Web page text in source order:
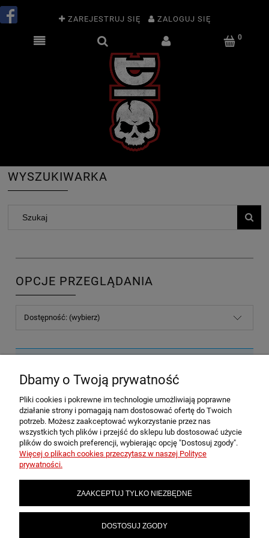
ZAREJESTRUJ SIĘ ZALOGUJ SIĘ
WYSZUKIWARKA
OPCJE PRZEGLĄDANIA
Dostępność: (wybierz)
POMOC
MOJE KONTO
INFORMACJE
Dbamy o Twoją prywatność
Pliki cookies i pokrewne im technologie umożliwiają poprawne
działanie strony i pomagają nam dostosować ofertę do Twoich
potrzeb. Możesz zaakceptować wykorzystanie przez nas
wszystkich tych plików i przejść do sklepu lub dostosować użycie
plików do swoich preferencji, wybierając opcję "Dostosuj zgody".
Więcej o plikach cookies przeczytasz w naszej Polityce
prywatności.
ZAAKCEPTUJ TYLKO NIEZBĘDNE
DOSTOSUJ ZGODY